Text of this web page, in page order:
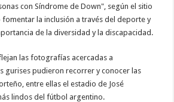
con Síndrome de Down", según el sitio
fomentar la inclusión a través del deporte y
de la diversidad y la discapacidad.
las fotografías acercadas a
gurises pudieron recorrer y conocer las
entre ellas el estadio de José
lindos del fútbol argentino.